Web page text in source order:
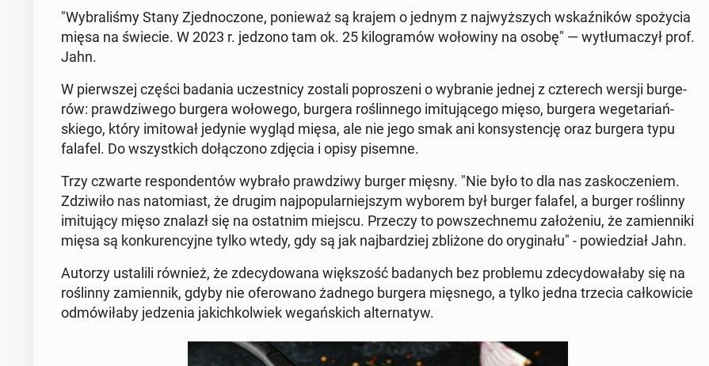
"Wy­bra­li­śmy Stany Zjed­no­czo­ne, po­nie­waż są krajem o jednym z naj­wyż­szych wskaź­ni­ków spo­ży­cia
mięsa na świecie. W 2023 r. jedzono tam ok. 25 ki­lo­gra­mów wo­ło­wi­ny na osobę" — wy­tłu­ma­czył prof.
Jahn.
W pierw­szej części badania uczest­ni­cy zostali po­pro­sze­ni o wy­bra­nie jednej z czte­rech wersji bur­ge­
rów: praw­dzi­we­go burgera wo­ło­we­go, burgera ro­ślin­ne­go imi­tu­ją­ce­go mięso, burgera we­ge­ta­riań­
skie­go, który imi­to­wał jedynie wygląd mięsa, ale nie jego smak ani kon­sy­sten­cję oraz burgera typu
falafel. Do wszyst­kich do­łą­czo­no zdjęcia i opisy pisemne.
Trzy czwarte re­spon­den­tów wybrało praw­dzi­wy burger mięsny. "Nie było to dla nas za­sko­cze­niem.
Zdzi­wi­ło nas na­to­miast, że drugim naj­po­pu­lar­niej­szym wyborem był burger falafel, a burger ro­ślin­ny
imi­tu­ją­cy mięso znalazł się na ostat­nim miejscu. Przeczy to po­wszech­ne­mu za­ło­że­niu, że za­mien­ni­ki
mięsa są kon­ku­ren­cyj­ne tylko wtedy, gdy są jak naj­bar­dziej zbli­żo­ne do ory­gi­na­łu" - po­wie­dział Jahn.
Autorzy usta­li­li również, że zde­cy­do­wa­na więk­szość ba­da­nych bez pro­ble­mu zde­cy­do­wa­ła­by się na
ro­ślin­ny za­mien­nik, gdyby nie ofe­ro­wa­no żadnego burgera mię­sne­go, a tylko jedna trzecia cał­ko­wi­cie
od­mó­wi­ła­by je­dze­nia ja­kich­kol­wiek we­gań­skich al­ter­na­tyw.